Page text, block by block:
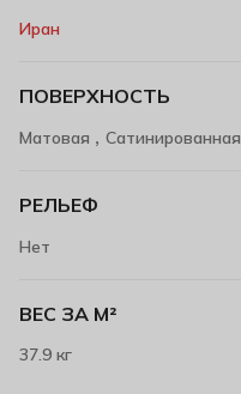
Иран
ПОВЕРХНОСТЬ
Матовая , Сатинированная
РЕЛЬЕФ
Нет
ВЕС ЗА М²
37.9 кг